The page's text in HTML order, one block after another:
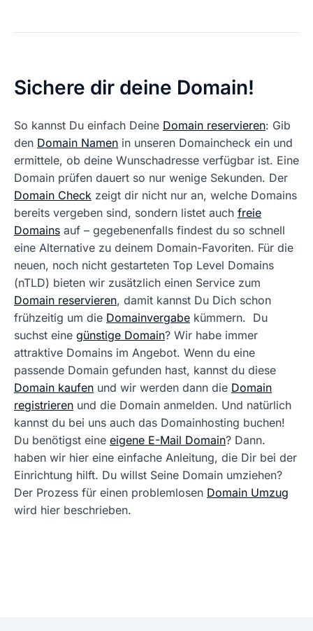
Sichere dir deine Domain!
So kannst Du einfach Deine Domain reservieren: Gib
den Domain Namen in unseren Domaincheck ein und
ermittele, ob deine Wunschadresse verfügbar ist. Eine
Domain prüfen dauert so nur wenige Sekunden. Der
Domain Check zeigt dir nicht nur an, welche Domains
bereits vergeben sind, sondern listet auch freie
Domains auf – gegebenenfalls findest du so schnell
eine Alternative zu deinem Domain-Favoriten. Für die
neuen, noch nicht gestarteten Top Level Domains
(nTLD) bieten wir zusätzlich einen Service zum
Domain reservieren, damit kannst Du Dich schon
frühzeitig um die Domainvergabe kümmern. Du
suchst eine günstige Domain? Wir habe immer
attraktive Domains im Angebot. Wenn du eine
passende Domain gefunden hast, kannst du diese
Domain kaufen und wir werden dann die Domain
registrieren und die Domain anmelden. Und natürlich
kannst du bei uns auch das Domainhosting buchen!
Du benötigst eine eigene E-Mail Domain? Dann.
haben wir hier eine einfache Anleitung, die Dir bei der
Einrichtung hilft. Du willst Seine Domain umziehen?
Der Prozess für einen problemlosen Domain Umzug
wird hier beschrieben.